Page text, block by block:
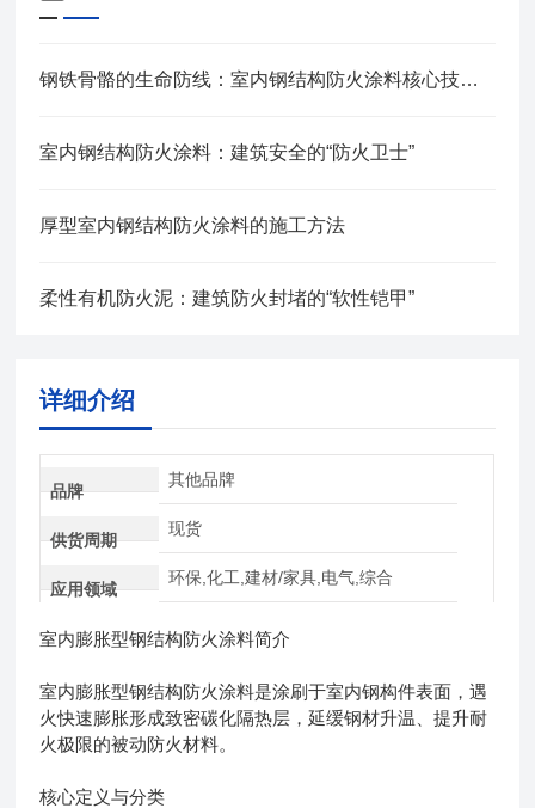
钢铁骨骼的生命防线：室内钢结构防火涂料核心技术解析
室内钢结构防火涂料：建筑安全的“防火卫士”
厚型室内钢结构防火涂料的施工方法
柔性有机防火泥：建筑防火封堵的“软性铠甲”
详细介绍
品牌
其他品牌
供货周期
现货
应用领域
环保,化工,建材/家具,电气,综合
室内膨胀型钢结构防火涂料简介
室内膨胀型钢结构防火涂料是涂刷于室内钢构件表面，遇
火快速膨胀形成致密碳化隔热层，延缓钢材升温、提升耐
火极限的被动防火材料。
核心定义与分类